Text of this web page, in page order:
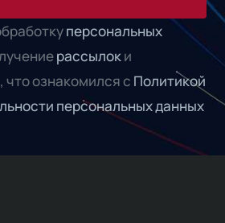
персональных
рассылоки
ознакомился с Политикой
персональных данных